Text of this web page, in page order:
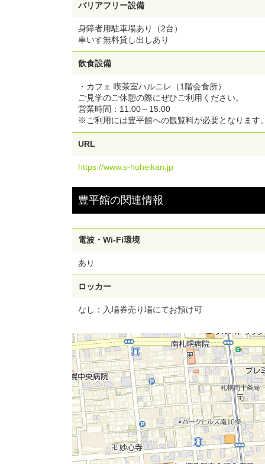
バリアフリー設備
身障者用駐車場あり（2台）
車いす無料貸し出しあり
飲食設備
・カフェ 喫茶室ハルニレ（1階会食所）
ご見学のご休憩の際にぜひご利用ください。
営業時間：11:00～15:00
※ご利用には豊平館への観覧料が必要となります。
URL
https://www.s-hoheikan.jp
豊平館の関連情報
電波・Wi-Fi環境
あり
ロッカー
なし：入場券売り場にてお預け可